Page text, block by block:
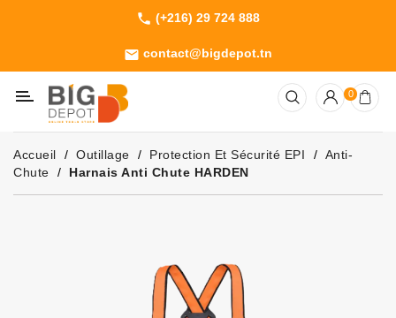
phone (+216) 29 724 888
email contact@bigdepot.tn
Machines
Outillage
Jardinage
Consommables
0
Accueil Outillage Protection Et Sécurité EPI
Anti-
Chute
Harnais Anti Chute HARDEN